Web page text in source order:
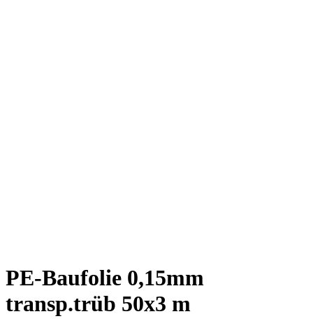
PE-Baufolie 0,15mm
transp.trüb 50x3 m